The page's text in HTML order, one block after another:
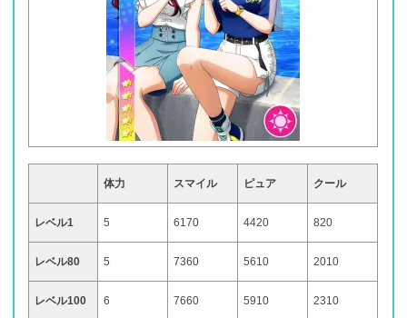
体力 スマイル ピュア クール
レベル1 5 6170 4420 820
レベル80 5 7360 5610 2010
レベル100 6 7660 5910 2310